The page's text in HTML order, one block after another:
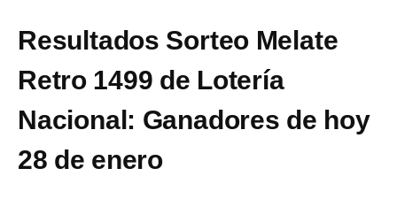
Resultados Sorteo Melate
Retro 1499 de Lotería
Nacional: Ganadores de hoy
28 de enero